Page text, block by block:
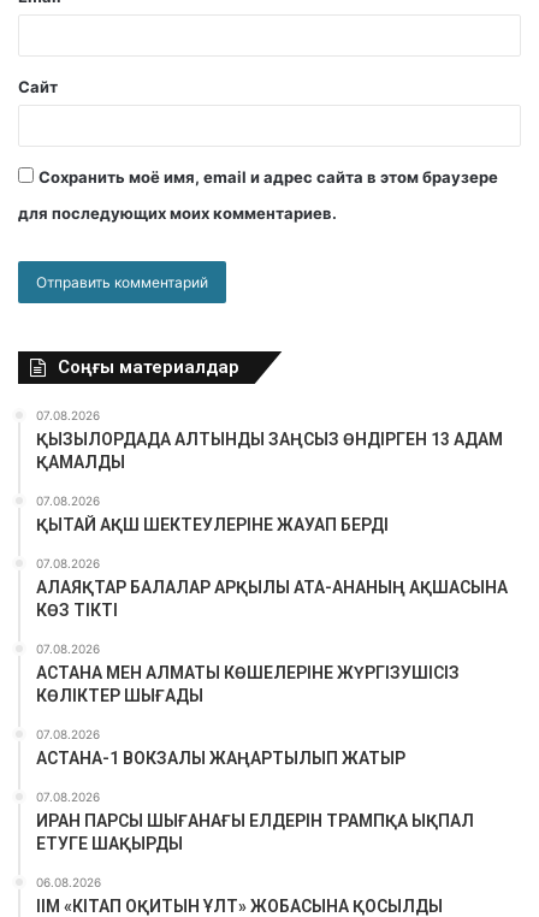
Сайт
Сохранить моё имя, email и адрес сайта в этом браузере
для последующих моих комментариев.
Соңғы материалдар
07.08.2026
ҚЫЗЫЛОРДАДА АЛТЫНДЫ ЗАҢСЫЗ ӨНДІРГЕН 13 АДАМ
ҚАМАЛДЫ
07.08.2026
ҚЫТАЙ АҚШ ШЕКТЕУЛЕРІНЕ ЖАУАП БЕРДІ
07.08.2026
АЛАЯҚТАР БАЛАЛАР АРҚЫЛЫ АТА-АНАНЫҢ АҚШАСЫНА
КӨЗ ТІКТІ
07.08.2026
АСТАНА МЕН АЛМАТЫ КӨШЕЛЕРІНЕ ЖҮРГІЗУШІСІЗ
КӨЛІКТЕР ШЫҒАДЫ
07.08.2026
АСТАНА-1 ВОКЗАЛЫ ЖАҢАРТЫЛЫП ЖАТЫР
07.08.2026
ИРАН ПАРСЫ ШЫҒАНАҒЫ ЕЛДЕРІН ТРАМПҚА ЫҚПАЛ
ЕТУГЕ ШАҚЫРДЫ
06.08.2026
ІІМ «КІТАП ОҚИТЫН ҰЛТ» ЖОБАСЫНА ҚОСЫЛДЫ